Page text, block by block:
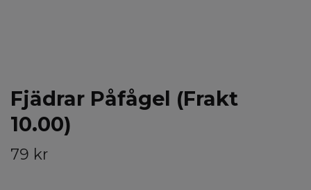
Fjädrar Påfågel (Frakt
10.00)
79 kr